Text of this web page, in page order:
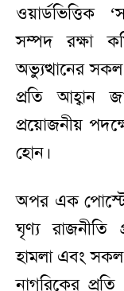
ওয়ার্ডভিত্তিক
সম্পদ রক্ষা
অভ্যুত্থানের
প্রতি আহ্বান
প্রয়োজনীয়
হোন।
অপর এক পোস্টে
ঘৃণ্য রাজনীতি
হামলা এবং
নাগরিকের